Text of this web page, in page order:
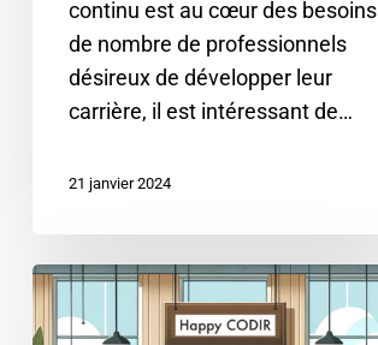
talentscontinu est au cœur des besoins
de nombre de professionnels
désireux de développer leur
carrière, il est intéressant de…
21 janvier 2024
5
caractéristiques